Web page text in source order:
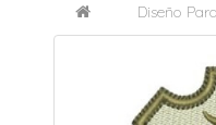
Diseño